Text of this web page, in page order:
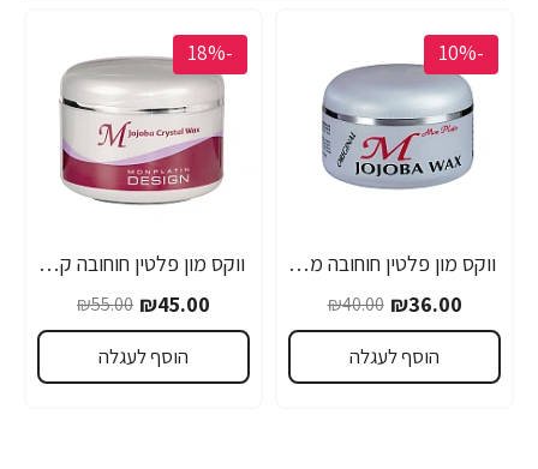
-10%
ווקס מון פלטין חוחובה מקצועי לשיער 150 מ"ל - מבית MON PLATIN PROFESSIONAL
₪36.00
₪40.00
הוסף לעגלה
-18%
ווקס מון פלטין חוחובה קריסטל מקצועי לשיער 250 מ"ל - מבית MON PLATIN PROFESSIONAL
₪45.00
₪55.00
הוסף לעגלה